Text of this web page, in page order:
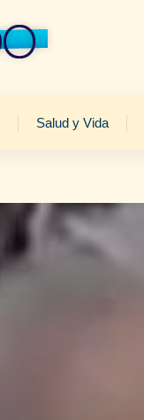
Salud y Vida